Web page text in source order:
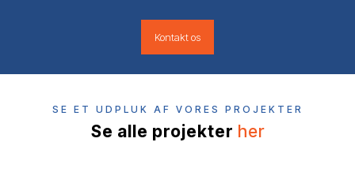
Kontakt os​
SE ET UDPLUK AF VORES PROJEKTER
Se alle projekter her